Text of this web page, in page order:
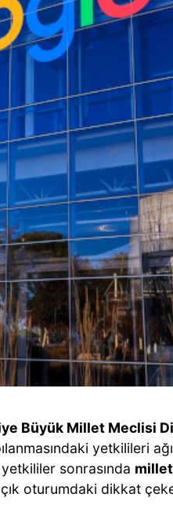
Büyük Millet Meclisi
yetkilileri
sonrasında
oturumdaki dikkat